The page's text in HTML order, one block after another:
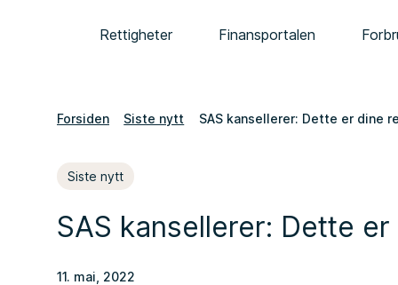
Rettigheter Finansportalen
Forsiden Siste nytt SAS kansellerer: Dette er dine
Siste nytt
SAS kansellerer: Dette
11. mai, 2022